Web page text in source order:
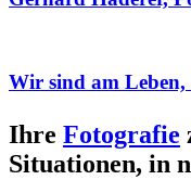
Wir sind am Leben,
Ihre Fotografie
Situationen, in